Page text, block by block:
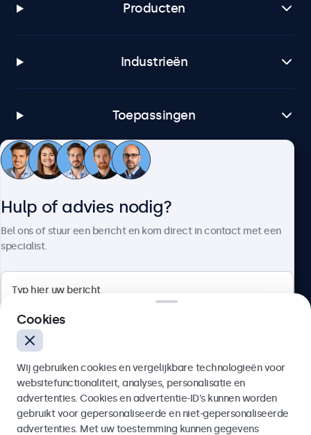
Producten
Industrieën
Toepassingen
Klantenservice
4.8/5 door 5000+ bedrijven
Nederlands
Hulp of advies nodig?
Bel ons of stuur een bericht en kom direct in contact met een
specialist.
Verzenden
Cookies
Wij gebruiken cookies en vergelijkbare technologieën voor
websitefunctionaliteit, analyses, personalisatie en
advertenties. Cookies en advertentie-ID’s kunnen worden
gebruikt voor gepersonaliseerde en niet-gepersonaliseerde
advertenties. Met uw toestemming kunnen gegevens